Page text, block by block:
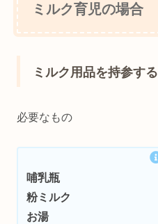
ミルク育児の場合
ミルク用品を持参する
必要なもの
哺乳瓶
粉ミルク
お湯